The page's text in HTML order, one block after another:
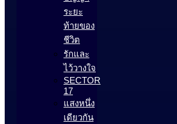
ระยะ
ท้ายของ
ชีวิต
รักและ
ไว้วางใจ
SECTOR
17
แสงหนึ่ง
เดียวกัน